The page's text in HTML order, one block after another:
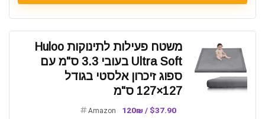
משטח פעילות לתינוקות Huloo
Ultra Soft בעובי 3.3 ס"מ עם
ספוג זיכרון אלסטי בגודל
127×127 ס"מ
$37.90 / 120₪
Amazon